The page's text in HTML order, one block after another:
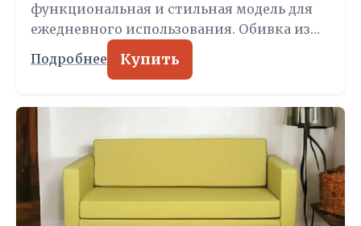
функциональная и стильная модель для
ежедневного использования. Обивка из…
Подробнее Купить